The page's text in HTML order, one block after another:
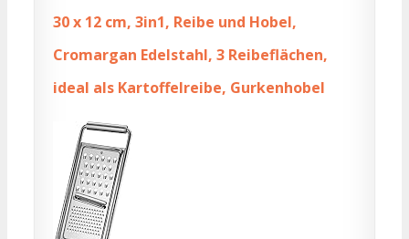
30 x 12 cm, 3in1, Reibe und Hobel,
Cromargan Edelstahl, 3 Reibeflächen,
ideal als Kartoffelreibe, Gurkenhobel